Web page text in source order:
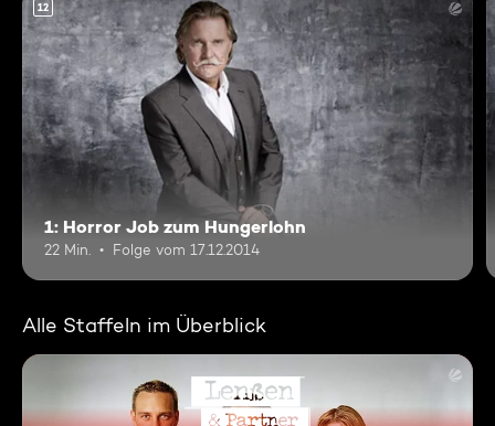
12
1: Horror Job zum Hungerlohn
22 Min. Folge vom 17.12.2014
Alle Staffeln im Überblick